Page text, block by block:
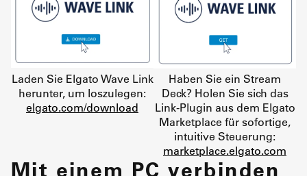
Laden Sie Elgato Wave Link
herunter, um loszulegen:
elgato.com/download
Haben Sie ein Stream
Deck? Holen Sie sich das
Link-Plugin aus dem Elgato
Marketplace für sofortige,
intuitive Steuerung:
marketplace.elgato.com
Mit einem PC verbinden